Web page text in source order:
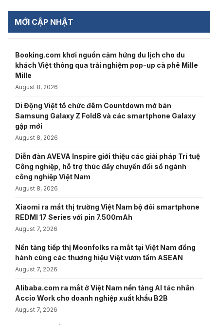
MỚI CẬP NHẬT
Booking.com khơi nguồn cảm hứng du lịch cho du
khách Việt thông qua trải nghiệm pop-up cà phê Mille
Mille
August 8, 2026
Di Động Việt tổ chức đêm Countdown mở bán
Samsung Galaxy Z Fold8 và các smartphone Galaxy
gập mới
August 8, 2026
Diễn đàn AVEVA Inspire giới thiệu các giải pháp Trí tuệ
Công nghiệp, hỗ trợ thúc đẩy chuyển đổi số ngành
công nghiệp Việt Nam
August 8, 2026
Xiaomi ra mắt thị trường Việt Nam bộ đôi smartphone
REDMI 17 Series với pin 7.500mAh
August 7, 2026
Nền tảng tiếp thị Moonfolks ra mắt tại Việt Nam đồng
hành cùng các thương hiệu Việt vươn tầm ASEAN
August 7, 2026
Alibaba.com ra mắt ở Việt Nam nền tảng AI tác nhân
Accio Work cho doanh nghiệp xuất khẩu B2B
August 7, 2026